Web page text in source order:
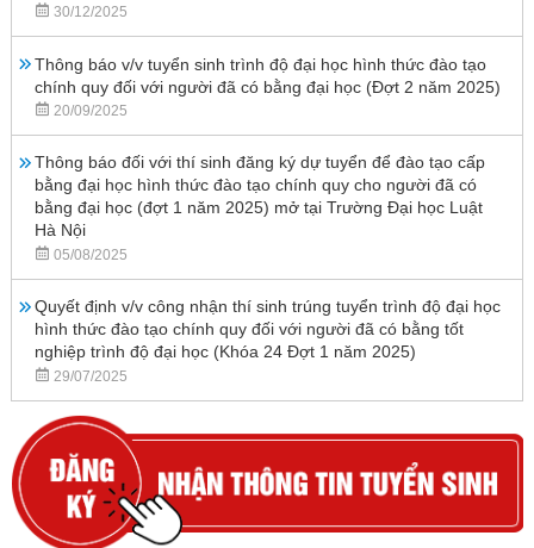
30/12/2025
Thông báo v/v tuyển sinh trình độ đại học hình thức đào tạo
chính quy đối với người đã có bằng đại học (Đợt 2 năm 2025)
20/09/2025
Thông báo đối với thí sinh đăng ký dự tuyển để đào tạo cấp
bằng đại học hình thức đào tạo chính quy cho người đã có
bằng đại học (đợt 1 năm 2025) mở tại Trường Đại học Luật
Hà Nội
05/08/2025
Quyết định v/v công nhận thí sinh trúng tuyển trình độ đại học
hình thức đào tạo chính quy đối với người đã có bằng tốt
nghiệp trình độ đại học (Khóa 24 Đợt 1 năm 2025)
29/07/2025